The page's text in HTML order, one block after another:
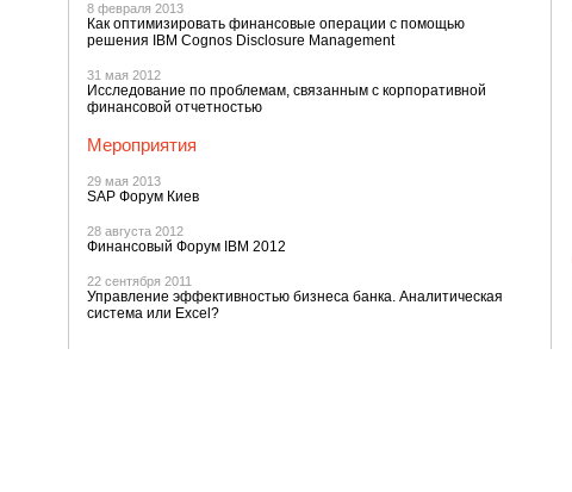
8 февраля 2013
Как оптимизировать финансовые операции с помощью
решения IBM Cognos Disclosure Management
31 мая 2012
Исследование по проблемам, связанным с корпоративной
финансовой отчетностью
Мероприятия
29 мая 2013
SAP Форум Киев
28 августа 2012
Финансовый Форум IBM 2012
22 сентября 2011
Управление эффективностью бизнеса банка. Аналитическая
система или Excel?